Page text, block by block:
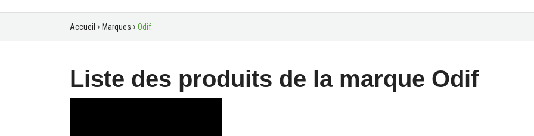
Accueil Marques Odif
Liste des produits de la marque Odif